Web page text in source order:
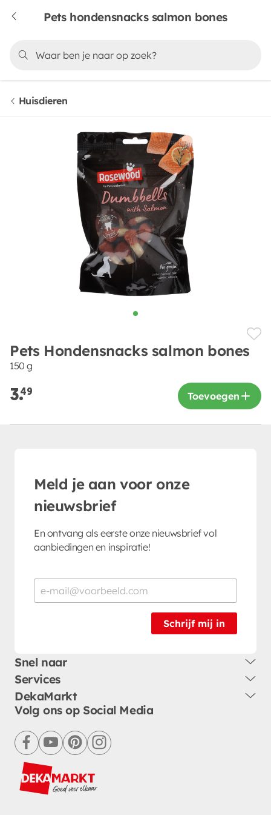
Pets hondensnacks salmon bones
Huisdieren
Pets Hondensnacks salmon bones
150 g
3.49 Toevoegen
Meld je aan voor onze
nieuwsbrief
En ontvang als eerste onze nieuwsbrief vol
aanbiedingen en inspiratie!
Schrijf mij in
Snel naar
Services
DekaMarkt
Volg ons op Social Media
facebookyoutubepinterestinstagram